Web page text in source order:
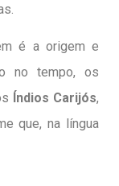
é a origem e
no tempo, os
Índios Carijós,
que, na língua